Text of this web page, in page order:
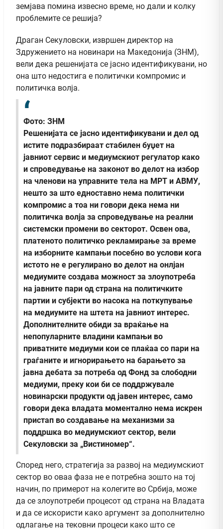
земјава помина извесно време, но дали и колку
проблемите се решија?
Драган Секуловски, извршен директор на
Здружението на новинари на Македонија (ЗНМ),
вели дека решенијата се јасно идентификувани, но
она што недостига е политички компромис и
политичка волја.
Фото: ЗНМ
Решенијата се јасно идентификувани и дел од
истите подразбираат стабилен буџет на
јавниот сервис и медиумскиот регулатор како
и спроведување на законот во делот на избор
на членови на управните тела на МРТ и АВМУ,
нешто за што едноставно нема политички
компромис а тоа ни говори дека нема ни
политичка волја за спроведување на реални
системски промени во секторот. Освен ова,
платеното политичко рекламирање за време
на изборните кампањи посебно во услови кога
истото не е регулирано во делот на онлјан
медиумите создава можност за злоупотреба
на јавните пари од страна на политичките
партии и субјекти во насока на поткупување
на медиумите на штета на јавниот интерес.
Дополнителните обиди за враќање на
непопуларните владини кампањи во
приватните медиуми кои се плаќаа со пари на
граѓаните и игнорирањето на барањето за
јавна дебата за потреба од Фонд за слободни
медиуми, преку кои би се поддржувале
новинарски продукти од јавен интерес, само
говори дека владата моментално нема искрен
пристап во создавање на механизми за
поддршка во медиумскиот сектор, вели
Секуловски за „Вистиномер“.
Според него, стратегија за развој на медиумскиот
сектор во оваа фаза не е потребна зошто на тој
начин, по примерот на колегите во Србија, може
да се злоупотреби процесот од страна на Владата
и да се искористи како аргумент за дополнително
одлагање на тековни процеси како што се